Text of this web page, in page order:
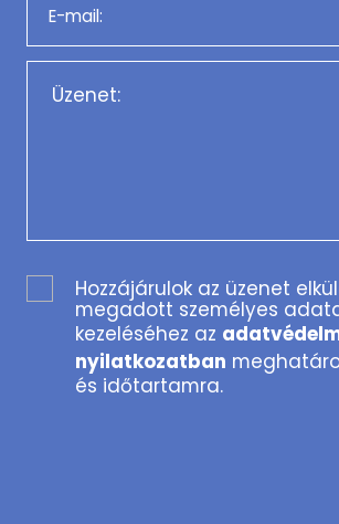
Hozzájárulok az üzenet
megadott személyes
kezeléséhez az
nyilatkozatban
és időtartamra.